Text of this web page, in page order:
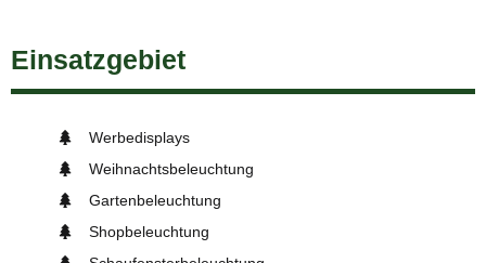
Einsatzgebiet
Werbedisplays
Weihnachtsbeleuchtung
Gartenbeleuchtung
Shopbeleuchtung